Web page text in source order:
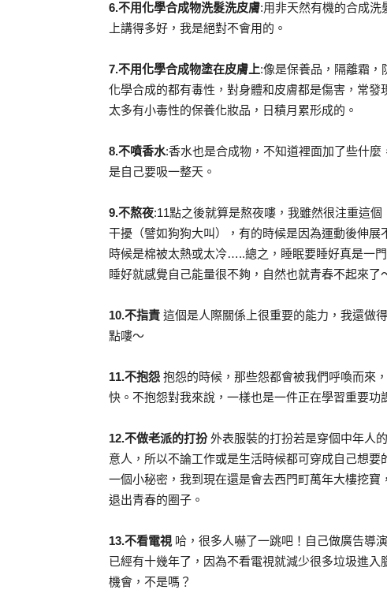
6.不用化學合成物洗髮洗皮膚:用非天然有機的合成
上講得多好，我是絕對不會用的。
7.不用化學合成物塗在皮膚上:像是保養品，隔離霜
化學合成的都有毒性，對身體和皮膚都是傷害，常
太多有小毒性的保養化妝品，日積月累形成的。
8.不噴香水:香水也是合成物，不知道裡面加了些什
是自己要吸一整天。
9.不熬夜:11點之後就算是熬夜嘍，我雖然很注重這
干擾（譬如狗狗大叫），有的時候是因為運動後伸
時候是棉被太熱或太冷…..總之，睡眠要睡好真是一
睡好就感覺自己能量很不夠，自然也就青春不起來了
10.不指責 這個是人際關係上很重要的能力，我還做
點嘍～
11.不抱怨 抱怨的時候，那些怨都會被我們呼喚而來
快。不抱怨對我來說，一樣也是一件正在學習重要功
12.不做老派的打扮 外表服裝的打扮若是穿個中年人
意人，所以不論工作或是生活時候都可穿成自己想
一個小秘密，我到現在還是會去西門町萬年大樓挖
退出青春的圈子。
13.不看電視 哈，很多人嚇了一跳吧！自己做廣告導
已經有十幾年了，因為不看電視就減少很多垃圾進
機會，不是嗎？